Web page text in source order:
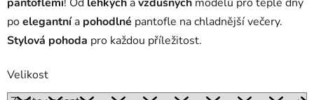
poelegantnía pohodlné pantofle na chladnější večery.
Stylová pohoda pro každou příležitost.
Velikost